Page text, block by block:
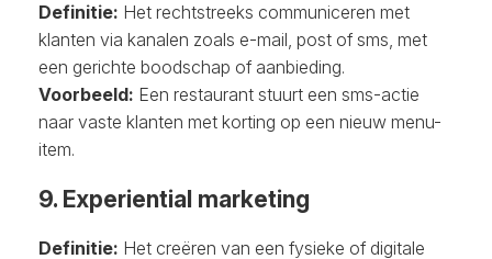
Definitie: Het rechtstreeks communiceren met
klanten via kanalen zoals e-mail, post of sms, met
een gerichte boodschap of aanbieding.
Voorbeeld: Een restaurant stuurt een sms-actie
naar vaste klanten met korting op een nieuw menu-
item.
9. Experiential marketing
Definitie: Het creëren van een fysieke of digitale